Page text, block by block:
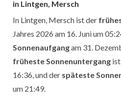
in Lintgen, Mersch
In Lintgen, Mersch ist der
Jahres 2026 am 16. Juni um
Sonnenaufgangam 31.
früheste Sonnenuntergang
16:36, und der späteste
um 21:49.